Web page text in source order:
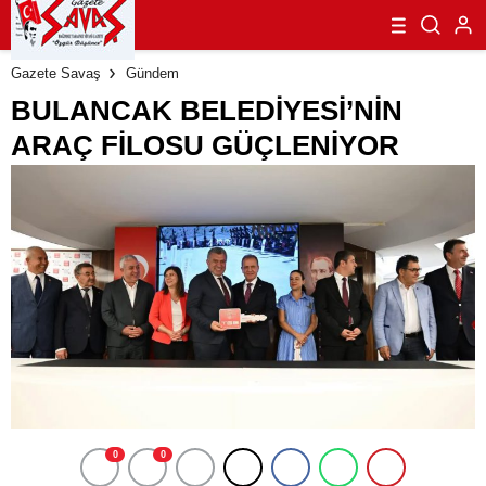
Gazete Savaş Gündem
BULANCAK BELEDİYESİ’NİN
ARAÇ FİLOSU GÜÇLENİYOR
0 0
ETTİ